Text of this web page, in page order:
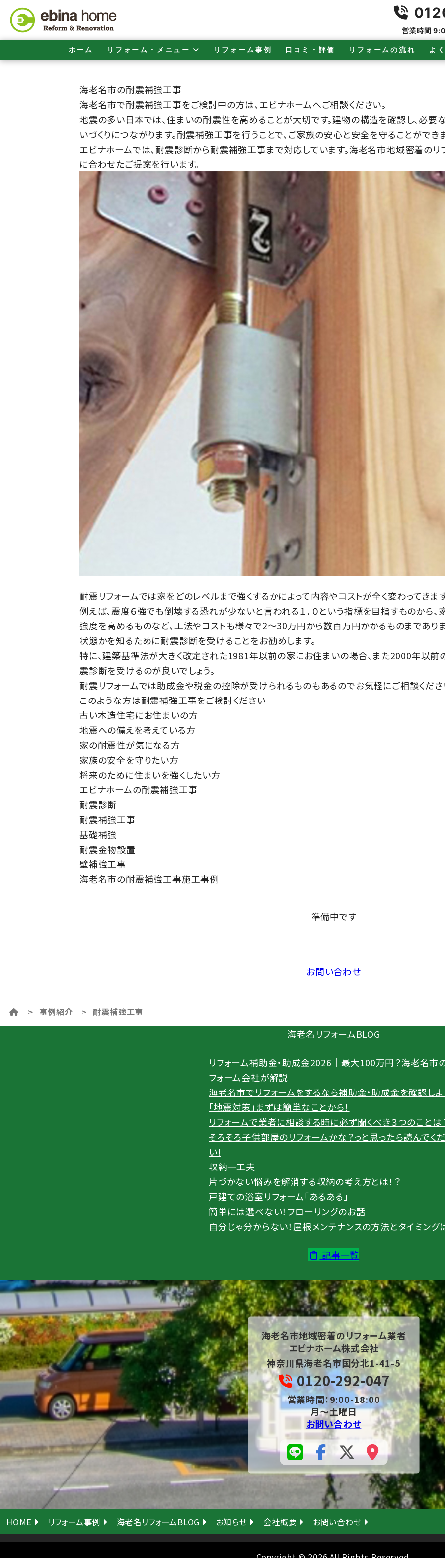
営業時間
ホーム リフォーム・メニュー リフォーム事例 口コミ・評価 リフォームの流れ よ
海老名市の耐震補強工事
海老名市で耐震補強工事をご検討中の方は、エビナホームへご相談ください。
地震の多い日本では、住まいの耐震性を高めることが大切です。建物の構造を確認し、必要
いづくりにつながります。耐震補強工事を行うことで、ご家族の安心と安全を守ることができ
エビナホームでは、耐震診断から耐震補強工事まで対応しています。海老名市地域密着のリ
に合わせたご提案を行います。
耐震リフォームでは家をどのレベルまで強くするかによって内容やコストが全く変わってきます
例えば、震度６強でも倒壊する恐れが少ないと言われる１．０という指標を目指すものから
強度を高めるものなど、工法やコストも様々で2～30万円から数百万円かかるものまであり
状態かを知るために耐震診断を受けることをお勧めします。
特に、建築基準法が大きく改定された1981年以前の家にお住まいの場合、また2000年以
震診断を受けるのが良いでしょう。
耐震リフォームでは助成金や税金の控除が受けられるものもあるのでお気軽にご相談くださ
このような方は耐震補強工事をご検討ください
古い木造住宅にお住まいの方
地震への備えを考えている方
家の耐震性が気になる方
家族の安全を守りたい方
将来のために住まいを強くしたい方
エビナホームの耐震補強工事
耐震診断
耐震補強工事
基礎補強
耐震金物設置
壁補強工事
海老名市の耐震補強工事施工事例
準備中です
お問い合わせ
> 事例紹介 > 耐震補強工事
海老名リフォームBLOG
リフォーム補助金・助成金2026｜最大100万円？海老名市
フォーム会社が解説
海老名市でリフォームをするなら補助金・助成金を確認しよ
「地震対策」まずは簡単なことから！
リフォームで業者に相談する時に必ず聞くべき３つのことは
そろそろ子供部屋のリフォームかな？っと思ったら読んでく
い!
収納一工夫
片づかない悩みを解消する収納の考え方とは！？
戸建ての浴室リフォーム「あるある」
簡単には選べない！フローリングのお話
自分じゃ分からない！屋根メンテナンスの方法とタイミング
記事一覧
海老名市地域密着のリフォーム業者
エビナホーム株式会社
神奈川県海老名市国分北1-41-5
0120-292-047
営業時間：9:00-18:00
月～土曜日
お問い合わせ
HOME リフォーム事例 海老名リフォームBLOG お知らせ 会社概要 お問い合わせ